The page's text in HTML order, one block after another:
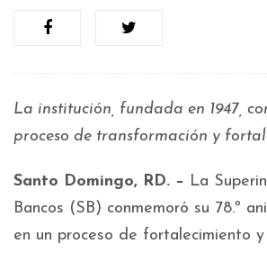
La institución, fundada en 1947,
proceso de transformación y
Santo Domingo, RD. – La
Bancos (SB) conmemoró su 78.º
en un proceso de fortalecimiento